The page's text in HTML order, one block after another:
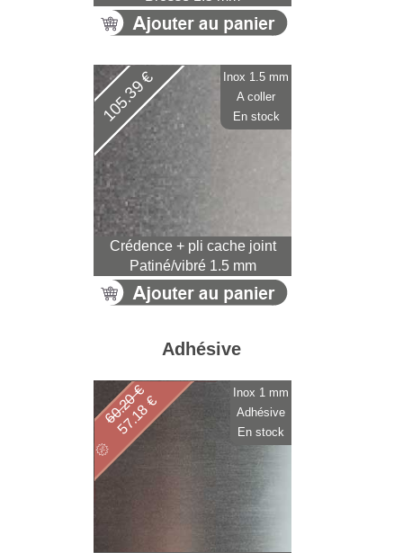
Crédence + pli cache joint
Patiné/vibré 1.5 mm
105.39 €
Inox 1.5 mm
A coller
En stock
Adhésive
57.18 €
60.20 €
Inox 1 mm
Adhésive
En stock